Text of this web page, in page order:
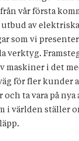
vår första
utbud av
som vi
verktyg.
maskiner i det
för fler kunder
och ta vara på
i världen ställer